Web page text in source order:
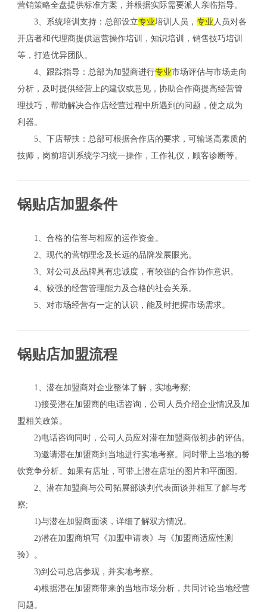
营销策略全盘提供标准方案，并根据实际需要派人亲临指导。
3、系统培训支持：总部设立专业培训人员， 专业 人员对各
开店者和代理商提供运营操作培训，知识培训，销售技巧培训
等，打造优异团队。
4、跟踪指导：总部为加盟商进行专业市场评估与市场走向
分析，及时提供经营上的建议或意见，协助合作商提高经营管
理技巧，帮助解决合作店经营过程中所遇到的问题，使之成为
利器。
5、下店帮扶：总部可根据合作店的要求，可输送高素质的
技师，岗前培训系统学习统一操作，工作礼仪，顾客诊断等。
锅贴店加盟条件
1、合格的信誉与相应的运作资金。
2、现代的营销理念及长远的品牌发展眼光。
3、对公司及品牌具有忠诚度，有较强的合作协作意识。
4、较强的经营管理能力及合格的社会关系。
5、对市场经营有一定的认识，能及时把握市场需求。
锅贴店加盟流程
1、潜在加盟商对企业整体了解，实地考察;
1)接受潜在加盟商的电话咨询，公司人员介绍企业情况及加
盟相关政策。
2)电话咨询同时，公司人员应对潜在加盟商做初步的评估。
3)邀请潜在加盟商到当地进行实地考察。同时带上当地的餐
饮竞争分析。如果有店址，可带上潜在店址的图片和平面图。
2、潜在加盟商与公司拓展部谈判代表面谈并相互了解与考
察;
1)与潜在加盟商面谈，详细了解双方情况。
2)潜在加盟商填写《加盟申请表》与《加盟商适应性测
验》。
3)到公司总店参观，并实地考察。
4)根据潜在加盟商带来的当地市场分析，共同讨论当地经营
问题。